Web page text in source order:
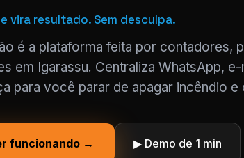
vira resultado. Sem desculpa.
é a plataforma feita por contadores,
em Igarassu. Centraliza WhatsApp,
para você parar de apagar incêndio e
funcionando → ▶ Demo de 1 min